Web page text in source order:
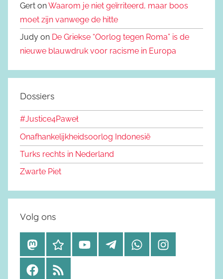
Gert onWaarom je niet geïrriteerd, maar boos
moet zijn vanwege de hitte
Judy on De Griekse “Oorlog tegen Roma” is de
nieuwe blauwdruk voor racisme in Europa
Dossiers
#Justice4Paweł
Onafhankelijkheidsoorlog Indonesië
Turks rechts in Nederland
Zwarte Piet
Volg ons
M
a
s
B
l
u
Y
o
T
e
W
h
I
n
F
R